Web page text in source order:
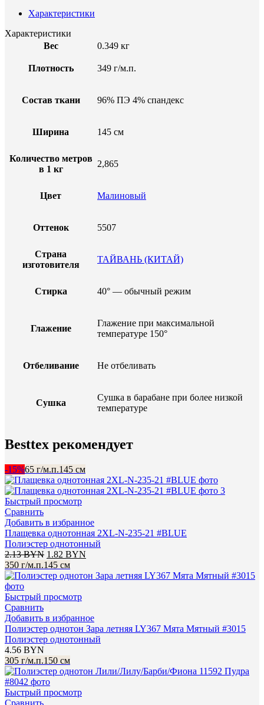
Характеристики
Характеристики
Вес
0.349 кг
Плотность 349 г/м.п.
Состав ткани 96% ПЭ 4% спандекс
Ширина 145 см
Количество метров
в 1 кг
2,865
Цвет Малиновый
Оттенок 5507
Страна
изготовителя
ТАЙВАНЬ (КИТАЙ)
Стирка 40° — обычный режим
Глажение
Глажение при максимальной
температуре 150°
Отбеливание Не отбеливать
Сушка
Сушка в барабане при более низкой
температуре
Besttex рекомендует
-15%65 г/м.п.145 см
Быстрый просмотр
Сравнить
Добавить в избранное
Плащевка однотонная 2XL-N-235-21 #BLUE
Полиэстер однотонный
2.13BYN Первоначальная
цена
составляла
1.82 BYN
1.82 BYN.
350 г/м.п.145 см
Быстрый просмотр
Сравнить
Добавить в избранное
Полиэстeр однотон Зара летняя LY367 Мята Мятный #3015
Полиэстер однотонный
4.56 BYN
305 г/м.п.150 см
Быстрый просмотр
Сравнить